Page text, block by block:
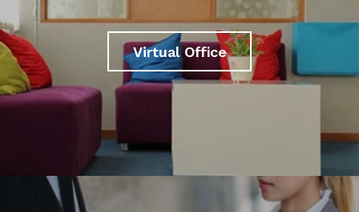
Virtual Office